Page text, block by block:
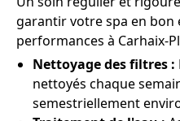
garantir votre spa en bon
performances à Carhaix-
Nettoyage des filtres :
nettoyés chaque
semestriellement